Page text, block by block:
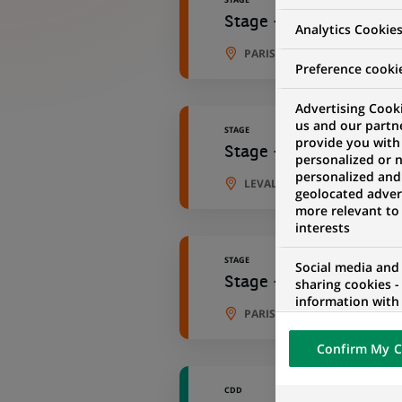
Stage - Chargé de
PARIS, ÎLE-DE-FRANCE,
STAGE
Stage - Chargé de
LEVALLOIS-PERRET, ÎLE-DE-
STAGE
Stage - Chargé de
PARIS, ÎLE-DE-FRANCE,
CDD
Analytics Cookies
Preference
Advertising
us and our
provide you with
personalized or
personalized and
geolocated
more relevant
interests
Social media
sharing cookies
information with
networks and
visualization on
of the content
external website.
Confirm My